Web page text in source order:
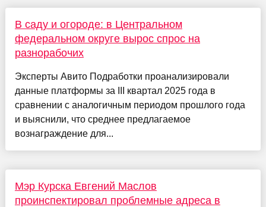
В саду и огороде: в Центральном
федеральном округе вырос спрос на
разнорабочих
Эксперты Авито Подработки проанализировали
данные платформы за III квартал 2025 года в
сравнении с аналогичным периодом прошлого года
и выяснили, что среднее предлагаемое
вознаграждение для...
Мэр Курска Евгений Маслов
проинспектировал проблемные адреса в